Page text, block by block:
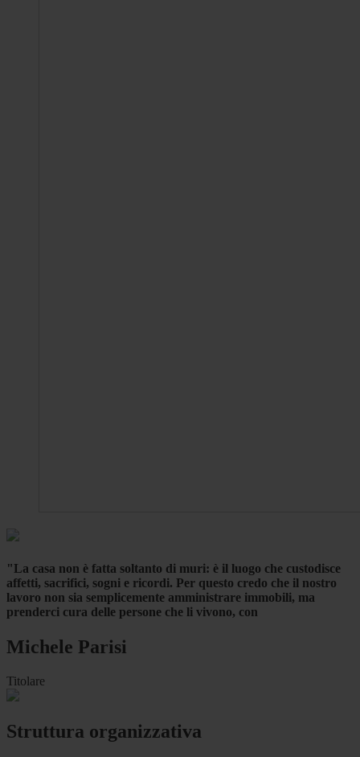
"La casa non è fatta soltanto di muri: è il luogo che custodisce
affetti, sacrifici, sogni e ricordi. Per questo credo che il nostro
lavoro non sia semplicemente amministrare immobili, ma
prenderci cura delle persone che li vivono, con
Michele Parisi
Titolare
Struttura organizzativa